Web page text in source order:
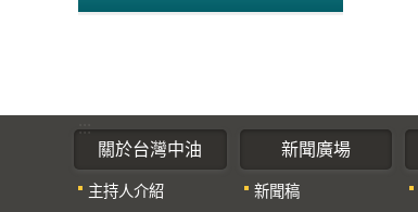
:::
關於台灣中油
主持人介紹
新聞廣場
新聞稿